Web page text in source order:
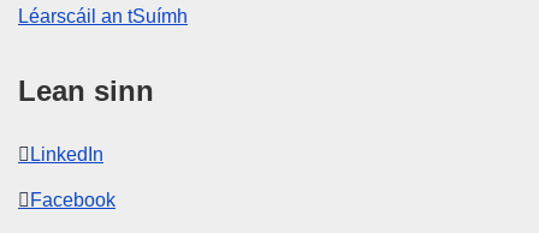
Léarscáil an tSuímh
Lean sinn
LinkedIn
Facebook